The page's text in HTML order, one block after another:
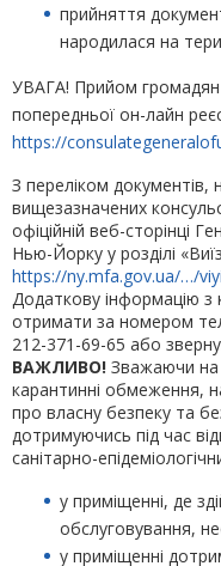
прийняття
народилася на
УВАГА! Прийом громадян
попередньої он-лайн
https://
З переліком документів,
вищезазначених
офіційній веб-сторінці
Нью-Йорку у розділі
https://ny.mfa.gov.ua/…/
Додаткову інформацію з
отримати за номером
212-371-69-65 або
ВАЖЛИВО! Зважаючи на
карантинні обмеження,
про власну безпеку та
дотримуючись під час
санітарно-
у приміщенні, де
обслуговування,
у приміщенні